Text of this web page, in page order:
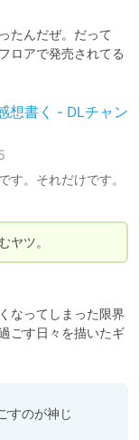
たんだぜ。だって
ロアで発売されてる
想書く - DLチャン
す。それだけです。
ヤツ。
なってしまった限界
ごす日々を描いたギ
すのが神じ